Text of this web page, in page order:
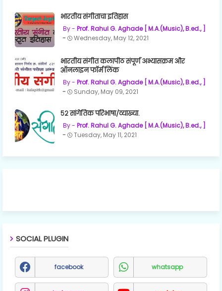
भारतीय संगीताचा इतिहास
Prof. Rahul G. Aghade [ M.A.(Music), B.ed., ]
Wednesday, May 12, 2021
भारतीय संगीत कलापीठ संपूर्ण अभ्यासक्रम और
ऑनलाइन फॉर्म लिंक
Prof. Rahul G. Aghade [ M.A.(Music), B.ed., ]
Sunday, May 09, 2021
५२ सांगेतिक परिभाषा/व्याख्या.
Prof. Rahul G. Aghade [ M.A.(Music), B.ed., ]
Tuesday, May 11, 2021
SOCIAL PLUGIN
facebook whatsapp